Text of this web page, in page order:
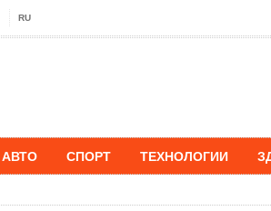
RU
АВТО СПОРТ ТЕХНОЛОГИИ